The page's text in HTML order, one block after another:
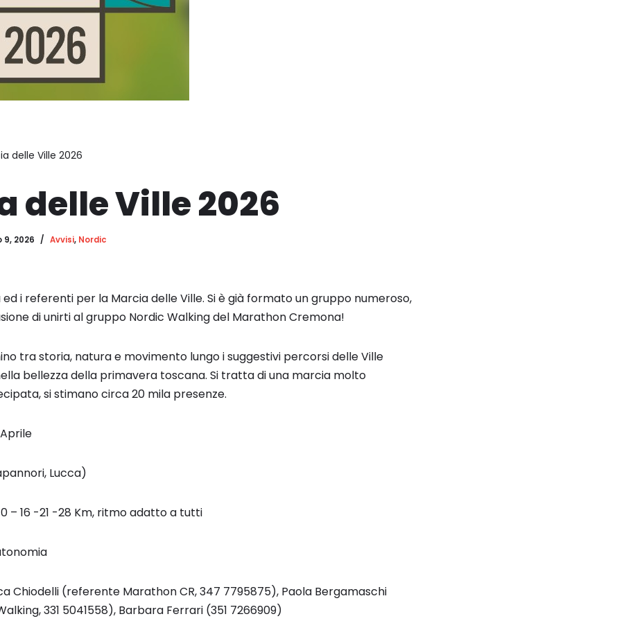
delle Ville 2026
delle Ville 2026
9, 2026 Avvisi, Nordic
i referenti per la Marcia delle Ville. Si è già formato un gruppo numeroso,
di unirti al gruppo Nordic Walking del Marathon Cremona!
tra storia, natura e movimento lungo i suggestivi percorsi delle Ville
bellezza della primavera toscana. Si tratta di una marcia molto
si stimano circa 20 mila presenze.
Lucca)
– 16 -21 -28 Km, ritmo adatto a tutti
Chiodelli (referente Marathon CR, 347 7795875), Paola Bergamaschi
331 5041558), Barbara Ferrari (351 7266909)